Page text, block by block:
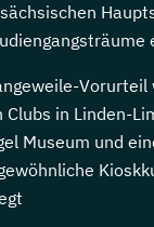
Vorurteil
Clubs in Linden-
Museum und